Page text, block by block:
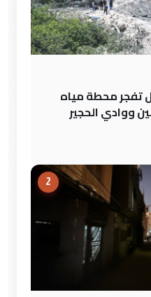
تفجر محطة مياه
ووادي الحجير
2